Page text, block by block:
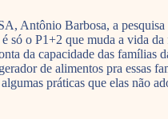
Antônio Barbosa, a
só o P1+2 que muda a vida
da capacidade das
de alimentos pra
práticas que elas não